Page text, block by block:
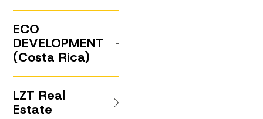
ECO
DEVELOPMENT
(Costa Rica)
LZT Real
Estate